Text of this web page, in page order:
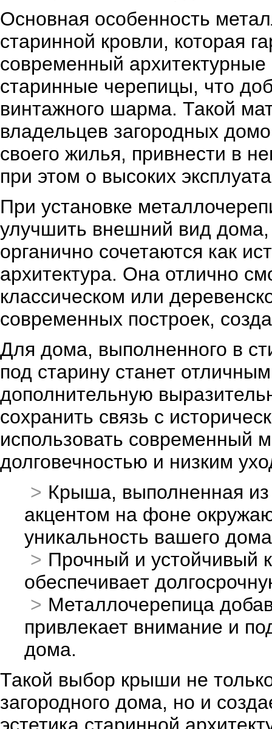
Основная особенность
старинной кровли, которая
современный
старинные черепицы, что
винтажного шарма. Такой
владельцев загородных
своего жилья, привнести в
при этом о высоких
При установке
улучшить внешний вид дома,
органично сочетаются как
архитектура. Она отлично
классическом или
современных построек,
Для дома, выполненного в
под старину станет
дополнительную
сохранить связь с
использовать современный
долговечностью и низким
Крыша, выполненная из
акцентом на фоне
уникальность вашего
Прочный и устойчивый
обеспечивает
Металлочерепица
привлекает внимание и
дома.
Такой выбор крыши не
загородного дома, но и